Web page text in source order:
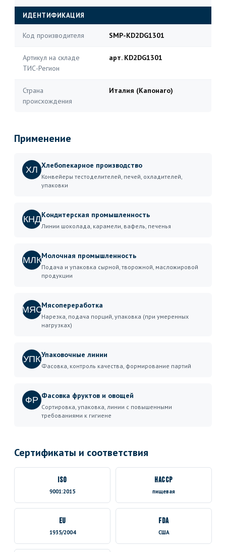
ИДЕНТИФИКАЦИЯ
Код производителя SMP-KD2DG1301
Артикул на складе
ТИС-Регион
арт. KD2DG1301
Страна
происхождения
Италия (Капонаго)
Применение
ХЛ Хлебопекарное производство
Конвейеры тестоделителей, печей, охладителей,
упаковки
КНДКондитерская промышленность
Линии шоколада, карамели, вафель, печенья
МЛКМолочная промышленность
Подача и упаковка сырной, творожной, масложировой
продукции
МЯСМясопереработка
Нарезка, подача порций, упаковка (при умеренных
нагрузках)
УПКУпаковочные линии
Фасовка, контроль качества, формирование партий
ФР Фасовка фруктов и овощей
Сортировка, упаковка, линии с повышенными
требованиями к гигиене
Сертификаты и соответствия
ISO
9001:2015
HACCP
пищевая
EU
1935/2004
FDA
США